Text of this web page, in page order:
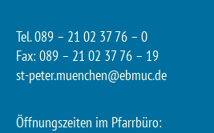
Tel. 089 – 21 02 37 76 – 0
Fax: 089 – 21 02 37 76 – 19
st-peter.muenchen@ebmuc.de
Öffnungszeiten im Pfarrbüro: